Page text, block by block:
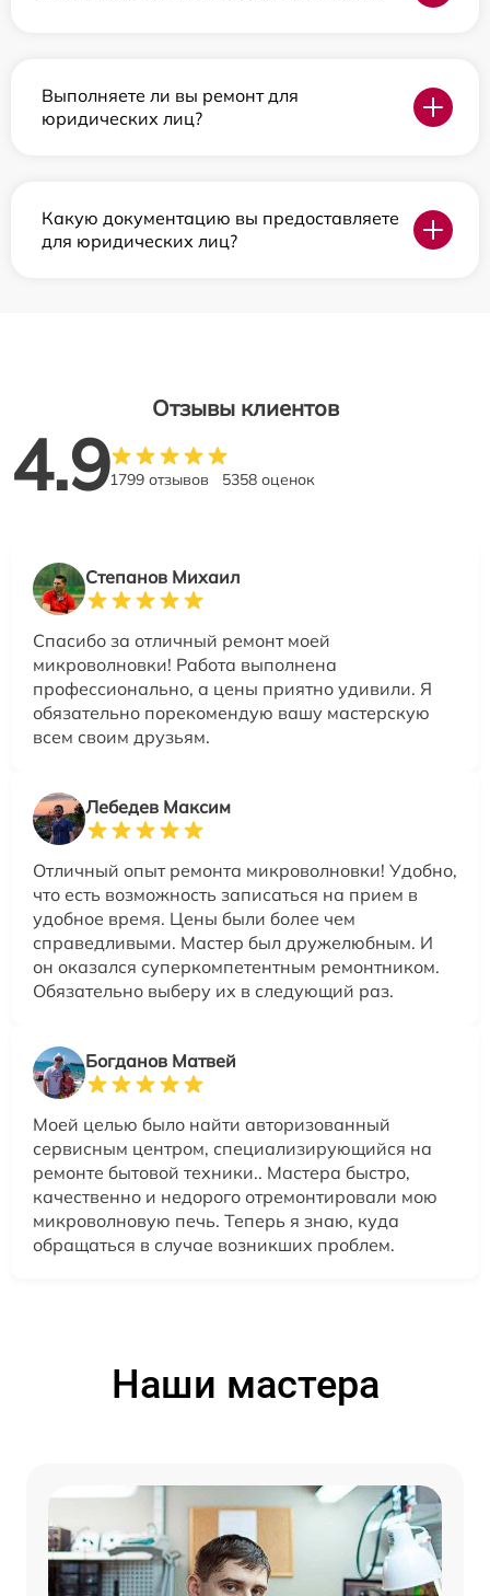
Выполняете ли вы ремонт для
юридических лиц?
Какую документацию вы предоставляете
для юридических лиц?
Отзывы клиентов
4.91799 отзывов 5358 оценок
Степанов Михаил
Спасибо за отличный ремонт моей
микроволновки! Работа выполнена
профессионально, а цены приятно удивили. Я
обязательно порекомендую вашу мастерскую
всем своим друзьям.
Лебедев Максим
Отличный опыт ремонта микроволновки! Удобно,
что есть возможность записаться на прием в
удобное время. Цены были более чем
справедливыми. Мастер был дружелюбным. И
он оказался суперкомпетентным ремонтником.
Обязательно выберу их в следующий раз.
Богданов Матвей
Моей целью было найти авторизованный
сервисным центром, специализирующийся на
ремонте бытовой техники.. Мастера быстро,
качественно и недорого отремонтировали мою
микроволновую печь. Теперь я знаю, куда
обращаться в случае возникших проблем.
Наши мастера